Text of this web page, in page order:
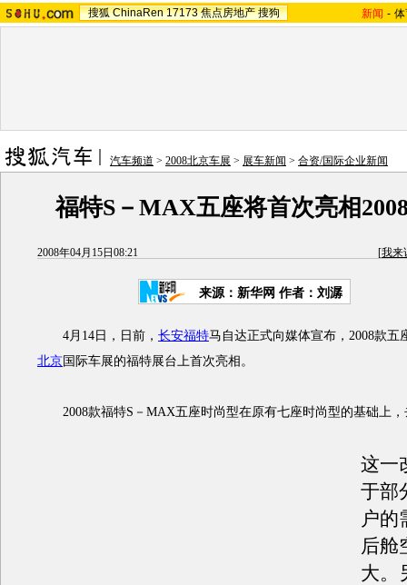
搜狐 ChinaRen 17173 焦点房地产 搜狗 新闻 -
汽车频道 > 2008北京车展 > 展车新闻 > 合资/国际企业新闻
福特S－MAX五座将首次亮相
2008年04月15日08:21 [我来
来源：新华网 作者：刘潺
4月14日，日前， 长安福特马自达正式向媒体宣布，2008款五
北京国际车展的福特展台上首次亮相。
2008款福特S－MAX五座时尚型在原有七座时尚型的基础上，
这一
于部
户的
后舱
大。